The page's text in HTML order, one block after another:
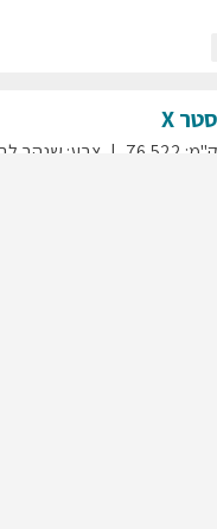
X
ק"מ:
76,522 צבע: שנהב